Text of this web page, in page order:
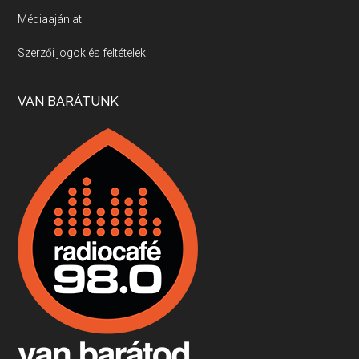
Villány, kékfrankos, Jackfall
Apr 17, 2026 • 00:35:38
Boston, teadélután, bab és homár
Apr 9, 2026 • 00:37:17
Fermentáljunk, a testünk meghálálja!
Apr 3, 2026 • 00:36:07
Médiaajánlat
Szerzői jogok és feltételek
VAN BARÁTUNK